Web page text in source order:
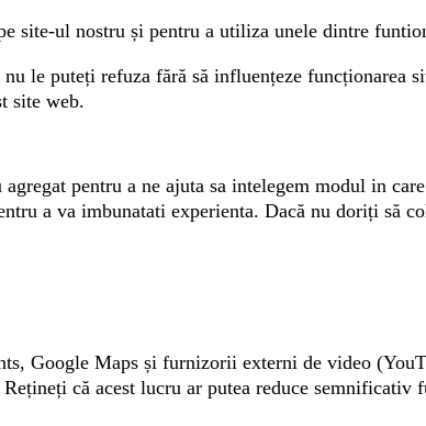
site-ul nostru și pentru a utiliza unele dintre
le puteți refuza fără să influențeze funcționarea
site web.
pentru a ne ajuta sa intelegem modul in
a va imbunatati experienta. Dacă nu doriți să
Google Maps și furnizorii externi de video
că acest lucru ar putea reduce